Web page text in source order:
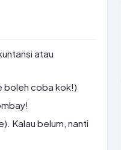
atau
boleh coba kok!)
Kalau belum, nanti